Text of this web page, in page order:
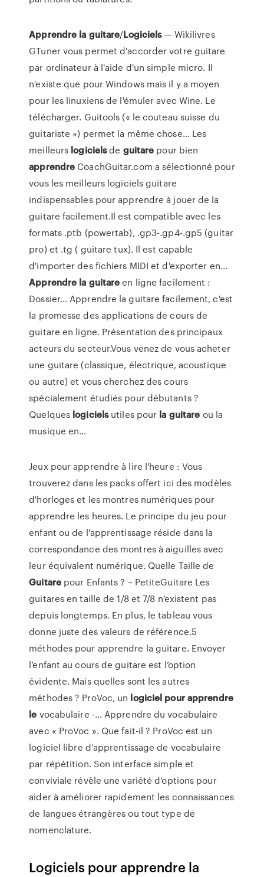
Apprendre la guitare/Logiciels— Wikilivres
GTuner vous permet d'accorder votre guitare
par ordinateur à l'aide d'un simple micro. Il
n'existe que pour Windows mais il y a moyen
pour les linuxiens de l'émuler avec Wine. Le
télécharger. Guitools (« le couteau suisse du
guitariste ») permet la même chose... Les
meilleurs logicielsde guitare pour bien
apprendre CoachGuitar.com a sélectionné pour
vous les meilleurs logiciels guitare
indispensables pour apprendre à jouer de la
guitare facilement.Il est compatible avec les
formats .ptb (powertab), .gp3-.gp4-.gp5 (guitar
pro) et .tg ( guitare tux). Il est capable
d'importer des fichiers MIDI et d'exporter en...
Apprendre la guitareen ligne facilement :
Dossier… Apprendre la guitare facilement, c'est
la promesse des applications de cours de
guitare en ligne. Présentation des principaux
acteurs du secteur.Vous venez de vous acheter
une guitare (classique, électrique, acoustique
ou autre) et vous cherchez des cours
spécialement étudiés pour débutants ?
Quelques logicielsutiles pour la guitare ou la
musique en…
Jeux pour apprendre à lire l'heure : Vous
trouverez dans les packs offert ici des modèles
d'horloges et les montres numériques pour
apprendre les heures. Le principe du jeu pour
enfant ou de l'apprentissage réside dans la
correspondance des montres à aiguilles avec
leur équivalent numérique. Quelle Taille de
Guitarepour Enfants ? – PetiteGuitare Les
guitares en taille de 1/8 et 7/8 n’existent pas
depuis longtemps. En plus, le tableau vous
donne juste des valeurs de référence.5
méthodes pour apprendre la guitare. Envoyer
l’enfant au cours de guitare est l’option
évidente. Mais quelles sont les autres
méthodes ? ProVoc, un logiciel pour apprendre
le vocabulaire -… Apprendre du vocabulaire
avec « ProVoc ». Que fait-il ? ProVoc est un
logiciel libre d’apprentissage de vocabulaire
par répétition. Son interface simple et
conviviale révèle une variété d’options pour
aider à améliorer rapidement les connaissances
de langues étrangères ou tout type de
nomenclature.
Logiciels pour apprendre la